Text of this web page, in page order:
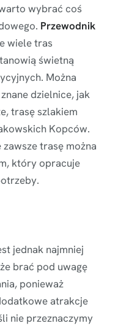
wybrać coś
Przewodnik
wiele tras
świetną
Można
dzielnice, jak
trasę szlakiem
Kopców.
zawsze trasę można
który opracuje
jednak najmniej
brać pod uwagę
ponieważ
atrakcje
nie przeznaczymy